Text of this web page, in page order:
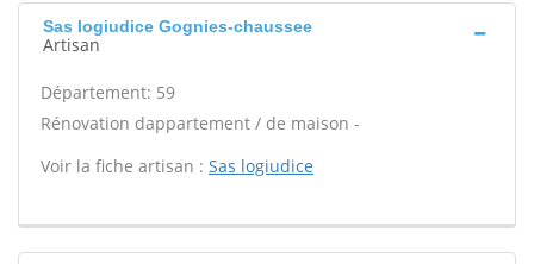
Sas logiudice Gognies-chaussee
Artisan
Département: 59
Rénovation dappartement / de maison -
Voir la fiche artisan : Sas logiudice